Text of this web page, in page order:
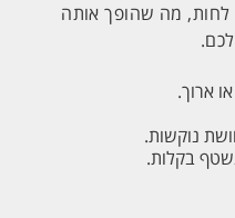
לחות, מה שהופך אותה
ארוך.
נוקשות.